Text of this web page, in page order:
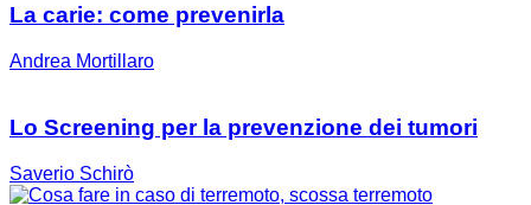
La carie: come prevenirla
Andrea Mortillaro
Lo Screening per la prevenzione dei tumori
Saverio Schirò